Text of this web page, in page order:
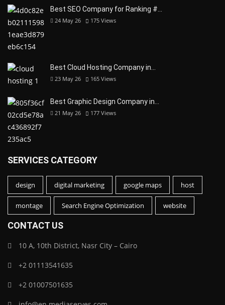
Best SEO Company for Ranking #…
24 May 26 175 Views
Best Cloud Hosting Company in…
23 May 26 165 Views
Best Graphic Design Company in…
21 May 26 177 Views
SERVICES CATEGORY
design digital marketing google maps host
montage Search Engine Optimization website
CONTACT US
10 A, 10th District, Nasr City – Cairo
+2 01113541635
+2 01007501635